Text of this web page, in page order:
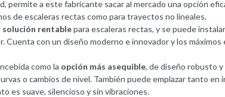
permite a este fabricante sacar al mercado una opción
de escaleras rectas como para trayectos no lineales.
solución rentablepara escaleras rectas, y se puede
Cuenta con un diseño moderno e innovador y los máximos
como la opción más asequible, de diseño robusto
o cambios de nivel. También puede emplazar tanto en
es suave, silencioso y sin vibraciones.